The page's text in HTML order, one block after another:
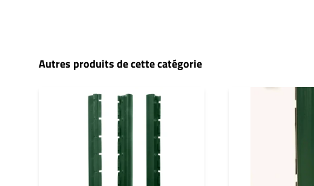
Autres produits de cette catégorie